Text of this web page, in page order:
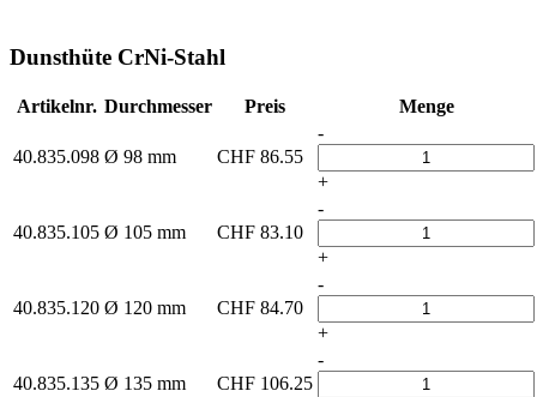
Dunsthüte CrNi-Stahl
Artikelnr. Durchmesser Preis Menge
40.835.098 Ø 98 mm CHF 86.55
-
+
40.835.105 Ø 105 mm CHF 83.10
-
+
40.835.120 Ø 120 mm CHF 84.70
-
+
40.835.135 Ø 135 mm CHF 106.25
-